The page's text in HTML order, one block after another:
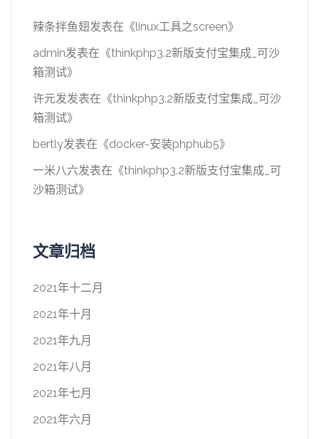
辣条拌鱼翅发表在《linux工具之screen》
admin发表在《thinkphp3.2新版支付宝集成_可沙
箱测试》
许元发发表在《thinkphp3.2新版支付宝集成_可沙
箱测试》
bertly发表在《docker-安装phphub5》
一米八六发表在《thinkphp3.2新版支付宝集成_可
沙箱测试》
文章归档
2021年十二月
2021年十月
2021年九月
2021年八月
2021年七月
2021年六月